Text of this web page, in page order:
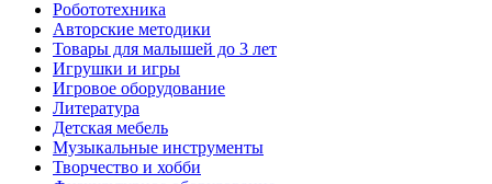
Робототехника
Авторские методики
Товары для малышей до 3 лет
Игрушки и игры
Игровое оборудование
Литература
Детская мебель
Музыкальные инструменты
Творчество и хобби